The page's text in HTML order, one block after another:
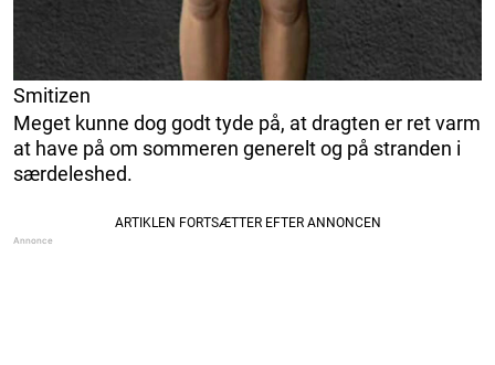
Smitizen
Meget kunne dog godt tyde på, at dragten er ret varm
at have på om sommeren generelt og på stranden i
særdeleshed.